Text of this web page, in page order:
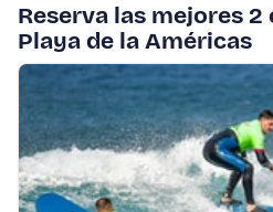
Reserva las mejores 2
Playa de la Américas